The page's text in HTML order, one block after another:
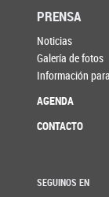
PRENSA
Noticias
Galería de fotos
Información
AGENDA
CONTACTO
SEGUINOS EN